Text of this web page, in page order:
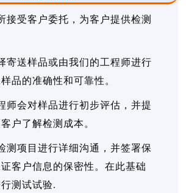
接受客户委托，为客户提供检测
寄送样品或由我们的工程师进行
品的准确性和可靠性。
师会对样品进行初步评估，并提
户了解检测成本。
测项目进行详细沟通，并签署保
客户信息的保密性。在此基础
行测试试验.